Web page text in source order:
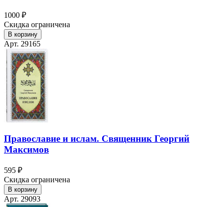
1000 ₽
Скидка ограничена
В корзину
Арт. 29165
Православие и ислам. Священник Георгий
Максимов
595 ₽
Скидка ограничена
В корзину
Арт. 29093